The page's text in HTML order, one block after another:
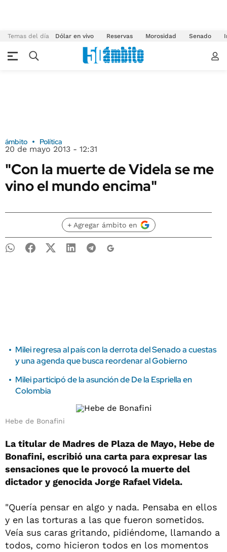
Temas del día Dólar en vivo Reservas Morosidad Senado
ámbito Política
20 de mayo 2013 - 12:31
"Con la muerte de Videla se me
vino el mundo encima"
+ Agregar ámbito en
Milei regresa al país con la derrota del Senado a cuestas
y una agenda que busca reordenar al Gobierno
Milei participó de la asunción de De la Espriella en
Colombia
Hebe de Bonafini
La titular de Madres de Plaza de Mayo, Hebe de
Bonafini, escribió una carta para expresar las
sensaciones que le provocó la muerte del
dictador y genocida Jorge Rafael Videla.
"Quería pensar en algo y nada. Pensaba en ellos
y en las torturas a las que fueron sometidos.
Veía sus caras gritando, pidiéndome, llamando a
todos, como hicieron todos en los momentos